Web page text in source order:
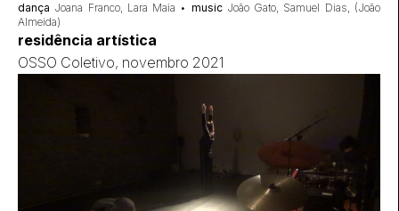
dança Joana Franco, Lara Maia • musicJoão Gato, Samuel Dias, (João
Almeida)
residência artística
OSSO Coletivo, novembro 2021